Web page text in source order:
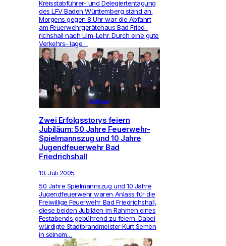
Kreis­stabführer- und Dele­gier­ten­ta­gung
des LFV Baden Württem­berg stand an.
Mor­gens gegen 8 Uhr war die Abfahrt
am Feu­er­wehrgerätehaus Bad Fried­
richs­hall nach Ulm-Lehr. Durch eine gute
Ver­kehrs- lage…
Artikel
Zwei Erfolgsstorys feiern
Jubiläum: 50 Jahre Feuerwehr-
Spielmannszug und 10 Jahre
Jugendfeuerwehr Bad
Friedrichshall
10. Juli 2005
50 Jahre Spiel­mannszug und 10 Jahre
Jugend­feu­er­wehr waren Anlass für die
Frei­wil­lige Feu­er­wehr Bad Fried­richs­hall,
diese beiden Jubiläen im Rahmen eines
Fest­abends gebührend zu feiern. Dabei
würdigte Stadt­brand­meister Kurt Semen
in seinem…